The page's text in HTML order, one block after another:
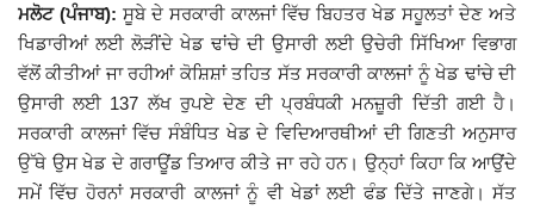
Malout News
History of Malout
Giddarbaha
ਮਲੋਟ (ਪੰਜਾਬ): ਸੂਬੇ ਦੇ ਸਰਕਾਰੀ ਕਾਲਜਾਂ ਵਿੱਚ ਬਿਹਤਰ ਖੇਡ ਸਹੂਲਤਾਂ ਦੇਣ ਅਤੇ
ਖਿਡਾਰੀਆਂ ਲਈ ਲੋੜੀਂਦੇ ਖੇਡ ਢਾਂਚੇ ਦੀ ਉਸਾਰੀ ਲਈ ਉਚੇਰੀ ਸਿੱਖਿਆ ਵਿਭਾਗ
ਵੱਲੋਂ ਕੀਤੀਆਂ ਜਾ ਰਹੀਆਂ ਕੋਸ਼ਿਸ਼ਾਂ ਤਹਿਤ ਸੱਤ ਸਰਕਾਰੀ ਕਾਲਜਾਂ ਨੂੰ ਖੇਡ ਢਾਂਚੇ ਦੀ
ਉਸਾਰੀ ਲਈ 137 ਲੱਖ ਰੁਪਏ ਦੇਣ ਦੀ ਪ੍ਰਬੰਧਕੀ ਮਨਜ਼ੂਰੀ ਦਿੱਤੀ ਗਈ ਹੈ।
ਸਰਕਾਰੀ ਕਾਲਜਾਂ ਵਿੱਚ ਸੰਬੰਧਿਤ ਖੇਡ ਦੇ ਵਿਦਿਆਰਥੀਆਂ ਦੀ ਗਿਣਤੀ ਅਨੁਸਾਰ
ਉੱਥੇ ਉਸ ਖੇਡ ਦੇ ਗਰਾਊਂਡ ਤਿਆਰ ਕੀਤੇ ਜਾ ਰਹੇ ਹਨ। ਉਨ੍ਹਾਂ ਕਿਹਾ ਕਿ ਆਉਂਦੇ
ਸਮੇਂ ਵਿੱਚ ਹੋਰਨਾਂ ਸਰਕਾਰੀ ਕਾਲਜਾਂਨੂੰ ਵੀ ਖੇਡਾਂ ਲਈ ਫੰਡ ਦਿੱਤੇ ਜਾਣਗੇ। ਸੱਤ